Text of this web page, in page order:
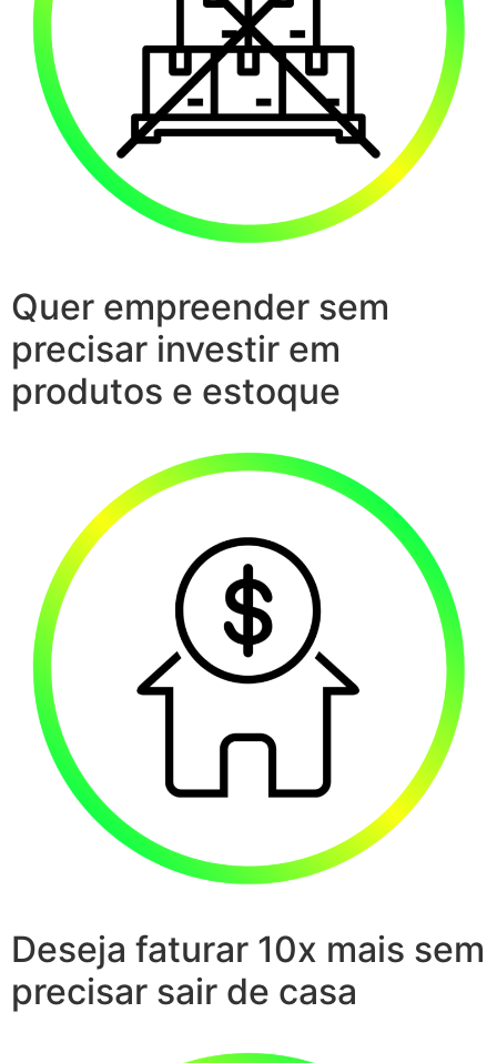
Quer empreender sem
precisar investir em
produtos e estoque
Deseja faturar 10x mais sem
precisar sair de casa